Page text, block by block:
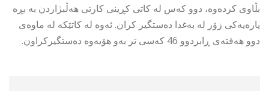
بڵاوی کردەوە، دوو کەس لە کاتی کڕینی کارتی هەڵبژاردن بە بڕە
پارەیەکی زۆر لە بەغدا دەستگیر کران. ئەوە لە کاتێکە لە ماوەی
دوو هەفتەی ڕابردوو 46 کەسی تر بەو هۆیەوە دەستگیرکراون.